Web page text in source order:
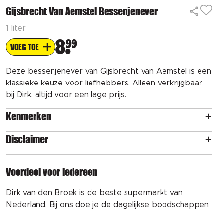
Gijsbrecht Van Aemstel Bessenjenever
1 liter
VOEG TOE 899
Deze bessenjenever van Gijsbrecht van Aemstel is een
klassieke keuze voor liefhebbers. Alleen verkrijgbaar
bij Dirk, altijd voor een lage prijs.
Kenmerken
Disclaimer
Voordeel voor iedereen
Dirk van den Broek is de beste supermarkt van
Nederland. Bij ons doe je de dagelijkse boodschappen